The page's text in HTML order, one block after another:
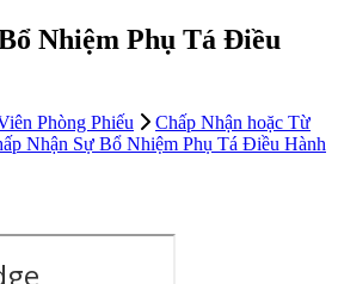
Nhiệm Phụ Tá Điều
Phòng Phiếu
Chấp Nhận hoặc Từ
Nhận Sự Bổ Nhiệm Phụ Tá Điều Hành